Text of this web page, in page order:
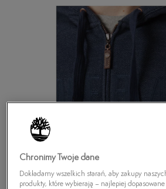
Chronimy Twoje dane
Dokładamy wszelkich starań, aby zakupy
produkty, które wybierają – najlepiej